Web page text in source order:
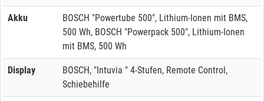
Akku
BOSCH "Powertube 500", Lithium-Ionen mit BMS,
500 Wh, BOSCH "Powerpack 500", Lithium-Ionen
mit BMS, 500 Wh
Display
BOSCH, "Intuvia " 4-Stufen, Remote Control,
Schiebehilfe